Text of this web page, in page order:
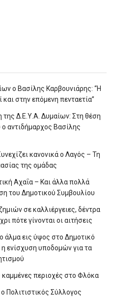
ο Βασίλης Καρβουνιάρης: “Η
στην επόμενη πενταετία”
της Δ.Ε.Υ.Α. Δυμαίων: Στη θέση
αντιδήμαρχος Βασίλης
κανονικά ο Λαγός – Τη
της ομάδας
Αχαΐα – Και άλλα πολλά
του Δημοτικού Συμβουλίου
σε καλλιέργειες, δέντρα
πότε γίνονται οι αιτήσεις
άλμα εις ύψος στο Δημοτικό
ενίσχυση υποδομών για τα
περιοχές στο Φλόκα
Πολιτιστικός Σύλλογος